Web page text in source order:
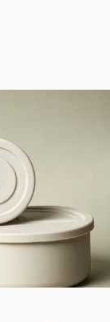
kit